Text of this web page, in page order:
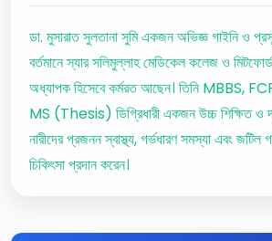
ডা. মুসারাত সুলতানা সুমি একজন অভিজ্ঞ গাইনি ও
বর্তমানে স্যার সলিমুল্লাহ মেডিকেল কলেজ ও
অধ্যাপক হিসেবে কর্মরত আছেন। তিনি MBBS,
MS (Thesis) ডিগ্রিধারী একজন উচ্চ শিক্ষিত ও
নারীদের প্রজনন স্বাস্থ্য, গর্ভধারণ সমস্যা এবং
চিকিৎসা প্রদান করেন।